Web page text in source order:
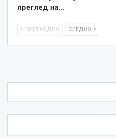
преглед на…
ПРЕТХОДНО СЛЕДНО